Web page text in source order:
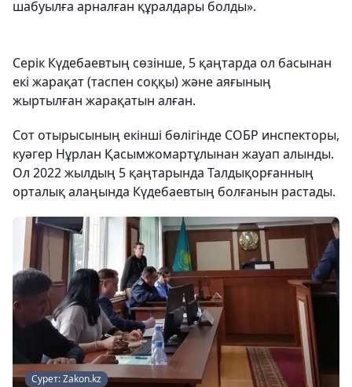
шабуылға арналған құралдары болды».
Серік Күдебаевтың сөзінше, 5 қаңтарда ол басынан
екі жарақат (таспен соққы) және аяғының
жыртылған жарақатын алған.
Сот отырысының екінші бөлігінде СОБР инспекторы,
куәгер Нұрлан Қасымжомартұлынан жауап алынды.
Ол 2022 жылдың 5 қаңтарында Талдықорғанның
орталық алаңында Күдебаевтың болғанын растады.
Сурет: Zakon.kz